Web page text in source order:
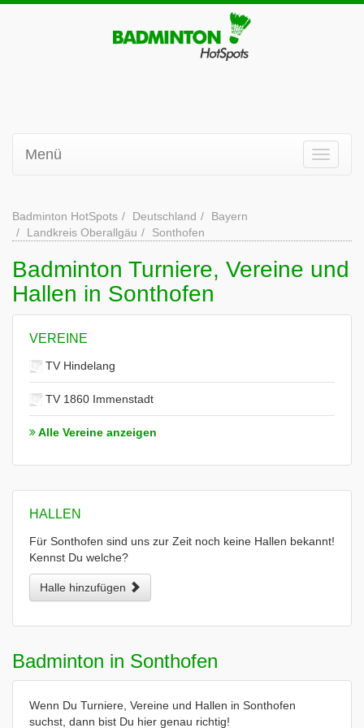
Menü
Badminton HotSpots Deutschland
Bayern
Landkreis Oberallgäu
Sonthofen
Badminton Turniere, Vereine und
Hallen in Sonthofen
VEREINE
TV Hindelang
TV 1860 Immenstadt
Alle Vereine anzeigen
HALLEN
Für Sonthofen sind uns zur Zeit noch keine Hallen bekannt!
Kennst Du welche?
Halle hinzufügen
Badminton in Sonthofen
Wenn Du Turniere, Vereine und Hallen in Sonthofen
suchst, dann bist Du hier genau richtig!